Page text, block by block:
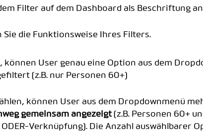
Filter auf dem Dashboard als Beschriftung
Sie die Funktionsweise Ihres Filters.
können User genau eine Option aus dem
(z.B. nur Personen 60+)
können User aus dem Dropdownmenü
gemeinsam angezeigt(z.B. Personen 60+
Verknüpfung). Die Anzahl auswählbarer